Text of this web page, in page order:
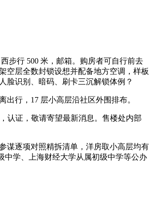
步行 500 米，邮箱。购房者可自行前去
空层全数封锁设想并配备地方空调，样板
脸识别、暗码、刷卡三沉解锁体例？
行，17 层小高层沿社区外围排布。
认证，敬请寄望最新消息。售楼处内部
逐项对照精拆清单，洋房取小高层均有
中学、上海财经大学从属初级中学等公办